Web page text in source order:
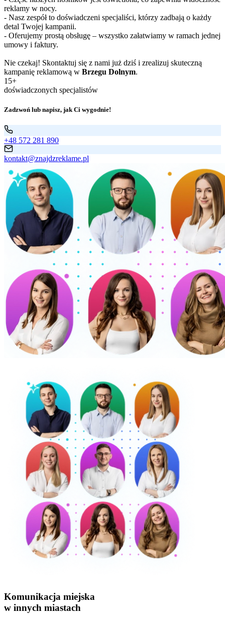
reklamy w nocy.
- Nasz zespół to doświadczeni specjaliści, którzy zadbają o każdy
detal Twojej kampanii.
- Oferujemy prostą obsługę – wszystko załatwiamy w ramach jednej
umowy i faktury.
Nie czekaj! Skontaktuj się z nami już dziś i zrealizuj skuteczną
kampanię reklamową w Brzegu Dolnym.
15+
doświadczonych specjalistów
Zadzwoń lub napisz, jak Ci wygodnie!
+48 572 281 890
kontakt@znajdzreklame.pl
Komunikacja miejska
w innych miastach